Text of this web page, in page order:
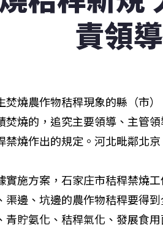
責領導
焚燒農作物秸稈現象的縣（市
焚燒的，追究主要領導、主管
禁燒作出的規定。河北毗鄰北
實施方案，石家庄市秸稈禁燒
渠邊、坑邊的農作物秸稈要得
青貯氨化、秸稈氣化、發展食